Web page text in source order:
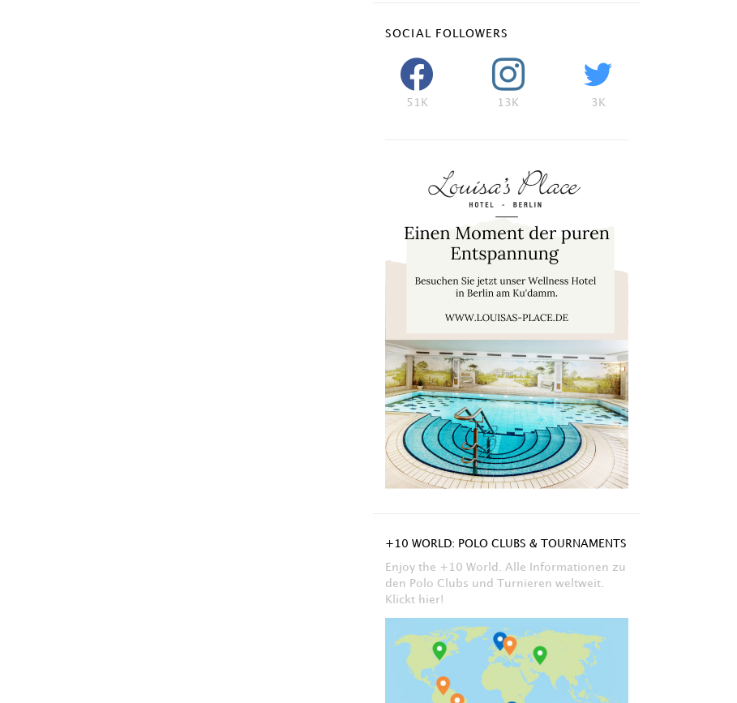
SOCIAL FOLLOWERS
51K 13K 3K
+10 WORLD: POLO CLUBS & TOURNAMENTS
Enjoy the +10 World. Alle Informationen zu
den Polo Clubs und Turnieren weltweit.
Klickt hier!